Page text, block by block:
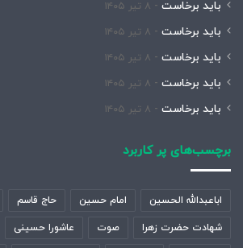
باید برخاست ۸ تیر ۱۴۰۵
باید برخاست ۸ تیر ۱۴۰۵
باید برخاست ۸ تیر ۱۴۰۵
باید برخاست ۸ تیر ۱۴۰۵
باید برخاست ۸ تیر ۱۴۰۵
برچسب‌های پر کاربرد
اباعبدالله الحسین امام حسین حاج قاسم
شهادت حضرت زهرا صوت عاشورا حسینی